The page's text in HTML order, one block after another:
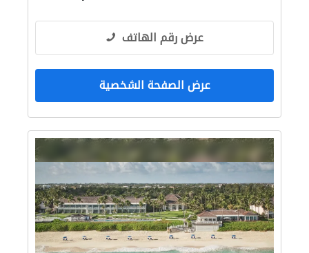
عرض رقم الهاتف
عرض الصفحة الشخصية